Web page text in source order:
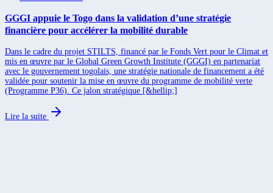
GGGI appuie le Togo dans la validation d’une stratégie
financière pour accélérer la mobilité durable
Dans le cadre du projet STILTS, financé par le Fonds Vert pour le Climat et
mis en œuvre par le Global Green Growth Institute (GGGI) en partenariat
avec le gouvernement togolais, une stratégie nationale de financement a été
validée pour soutenir la mise en œuvre du programme de mobilité verte
(Programme P36). Ce jalon stratégique [&hellip;]
Lire la suite